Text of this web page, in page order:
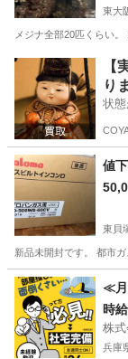
東大
メジナ全部20匹くらい
大阪 東大阪市
【
り
状態
値
東貝
新品未開封です。 都市
大阪 貝塚市 東
≪月
時
株
兵庫